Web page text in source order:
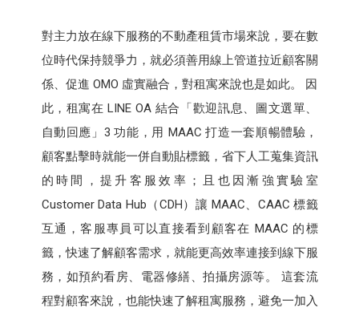
對主力放在線下服務的不動產租賃市場來說，要在數
位時代保持競爭力，就必須善用線上管道拉近顧客關
係、促進 OMO 虛實融合，對租寓來說也是如此。 因
此，租寓在 LINE OA 結合「歡迎訊息、圖文選單、
自動回應」3 功能，用 MAAC 打造一套順暢體驗，
顧客點擊時就能一併自動貼標籤，省下人工蒐集資訊
的時間，提升客服效率；且也因漸強實驗室
Customer Data Hub（CDH）讓 MAAC、CAAC 標籤
互通，客服專員可以直接看到顧客在 MAAC 的標
籤，快速了解顧客需求，就能更高效率連接到線下服
務，如預約看房、電器修繕、拍攝房源等。 這套流
程對顧客來說，也能快速了解租寓服務，避免一加入